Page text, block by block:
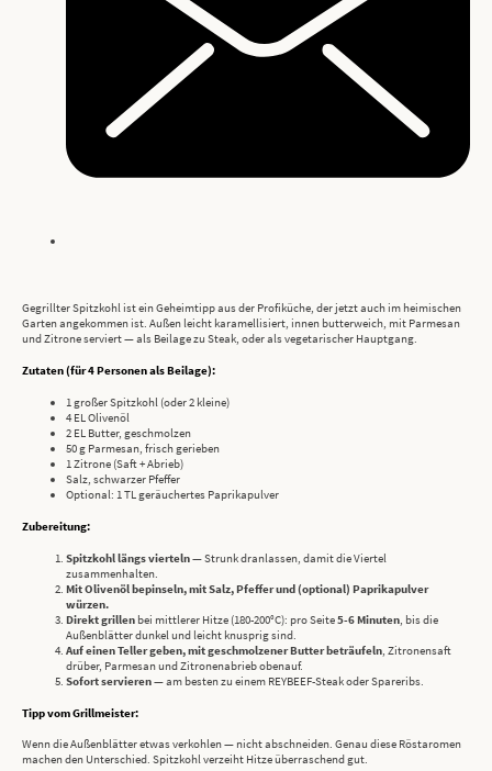
Gegrillter Spitzkohl ist ein Geheimtipp aus der Profiküche, der jetzt auch im heimischen
Garten angekommen ist. Außen leicht karamellisiert, innen butterweich, mit Parmesan
und Zitrone serviert — als Beilage zu Steak, oder als vegetarischer Hauptgang.
Zutaten (für 4 Personen als Beilage):
1 großer Spitzkohl (oder 2 kleine)
4 EL Olivenöl
2 EL Butter, geschmolzen
50 g Parmesan, frisch gerieben
1 Zitrone (Saft + Abrieb)
Salz, schwarzer Pfeffer
Optional: 1 TL geräuchertes Paprikapulver
Zubereitung:
Spitzkohl längs vierteln— Strunk dranlassen, damit die Viertel
zusammenhalten.
Mit Olivenöl bepinseln, mit Salz, Pfeffer und (optional) Paprikapulver
würzen.
Direkt grillen bei mittlerer Hitze (180-200°C): pro Seite5-6 Minuten , bis die
Außenblätter dunkel und leicht knusprig sind.
Auf einen Teller geben, mit geschmolzener Butter beträufeln , Zitronensaft
drüber, Parmesan und Zitronenabrieb obenauf.
Sofort servieren— am besten zu einem REYBEEF-Steak oder Spareribs.
Tipp vom Grillmeister:
Wenn die Außenblätter etwas verkohlen — nicht abschneiden. Genau diese Röstaromen
machen den Unterschied. Spitzkohl verzeiht Hitze überraschend gut.